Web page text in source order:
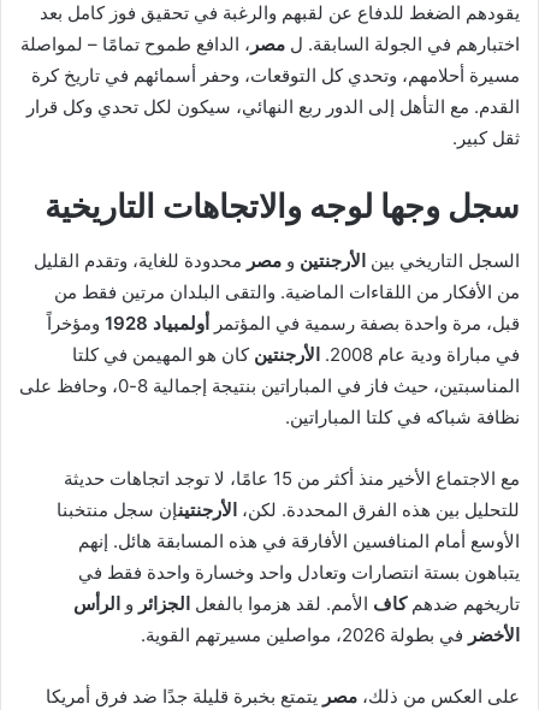
يقودهم الضغط للدفاع عن لقبهم والرغبة في تحقيق فوز كامل بعد
اختبارهم في الجولة السابقة. ل مصر ، الدافع طموح تمامًا – لمواصلة
مسيرة أحلامهم، وتحدي كل التوقعات، وحفر أسمائهم في تاريخ كرة
القدم. مع التأهل إلى الدور ربع النهائي، سيكون لكل تحدي وكل قرار
ثقل كبير.
سجل وجها لوجه والاتجاهات التاريخية
السجل التاريخي بين الأرجنتين و مصر محدودة للغاية، وتقدم القليل
من الأفكار من اللقاءات الماضية. والتقى البلدان مرتين فقط من
قبل، مرة واحدة بصفة رسمية في المؤتمر أولمبياد 1928
ومؤخراً
في مباراة ودية عام 2008.
الأرجنتينكان هو المهيمن في كلتا
المناسبتين، حيث فاز في المباراتين بنتيجة إجمالية 8-0، وحافظ على
نظافة شباكه في كلتا المباراتين.
مع الاجتماع الأخير منذ أكثر من 15 عامًا، لا توجد اتجاهات حديثة
للتحليل بين هذه الفرق المحددة. لكن، الأرجنتينإن سجل منتخبنا
الأوسع أمام المنافسين الأفارقة في هذه المسابقة هائل. إنهم
يتباهون بستة انتصارات وتعادل واحد وخسارة واحدة فقط في
تاريخهم ضدهمكاف الأمم. لقد هزموا بالفعل الجزائر و الرأس
الأخضر في بطولة 2026، مواصلين مسيرتهم القوية.
على العكس من ذلك، مصر يتمتع بخبرة قليلة جدًا ضد فرق أمريكا